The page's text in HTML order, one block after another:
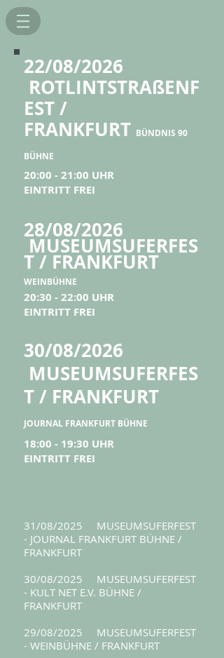
22/08/2026
ROTLINTSTRAßENF
EST /
FRANKFURT BÜNDNIS 90
BÜHNE
20:00 - 21:00 UHR
EINTRITT FREI
28/08/2026
MUSEUMSUFERFES
T / FRANKFURT
WEINBÜHNE
20:30 - 22:00 UHR
EINTRITT FREI
30/08/2026
MUSEUMSUFERFES
T / FRANKFURT
JOURNAL FRANKFURT BÜHNE
18:00 - 19:30 UHR
EINTRITT FREI
31/08/2025 MUSEUMSUFERFEST
- JOURNAL FRANKFURT BÜHNE /
FRANKFURT
30/08/2025 MUSEUMSUFERFEST
- KULT NET E.V. BÜHNE /
FRANKFURT
29/08/2025 MUSEUMSUFERFEST
- WEINBÜHNE / FRANKFURT